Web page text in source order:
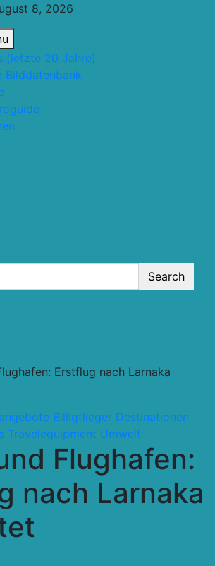
8, 2026
(letzte 20 Jahre)
Bilddatenbank
Search
Erstflug nach Larnaka
Billigflieger Destinationen
Travelequipment Umwelt
Flughafen:
nach Larnaka